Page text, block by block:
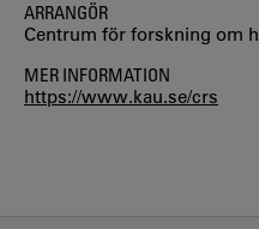
ARRANGÖR
Centrum för forskning om
MER INFORMATION
https://www.kau.se/crs